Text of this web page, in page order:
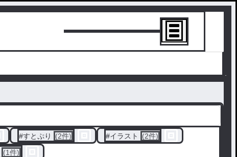
#すとぷり (2件) #イラスト
(2件)
(1件)